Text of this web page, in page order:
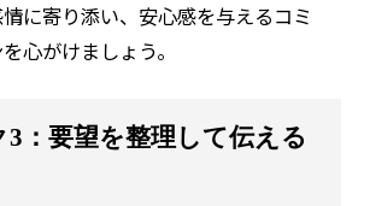
に寄り添い、安心感を与えるコミ
心がけましょう。
：要望を整理して伝える